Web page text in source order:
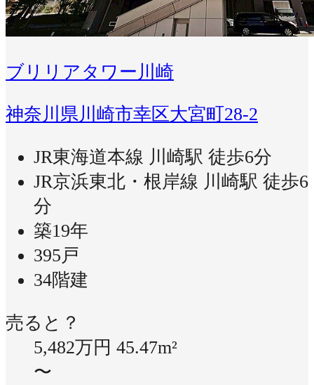
ブリリアタワー川崎
神奈川県川崎市幸区大宮町28-2
JR東海道本線 川崎駅 徒歩6分
JR京浜東北・根岸線 川崎駅 徒歩6
分
築19年
395戸
34階建
売ると？
5,482万円 45.47m²
〜